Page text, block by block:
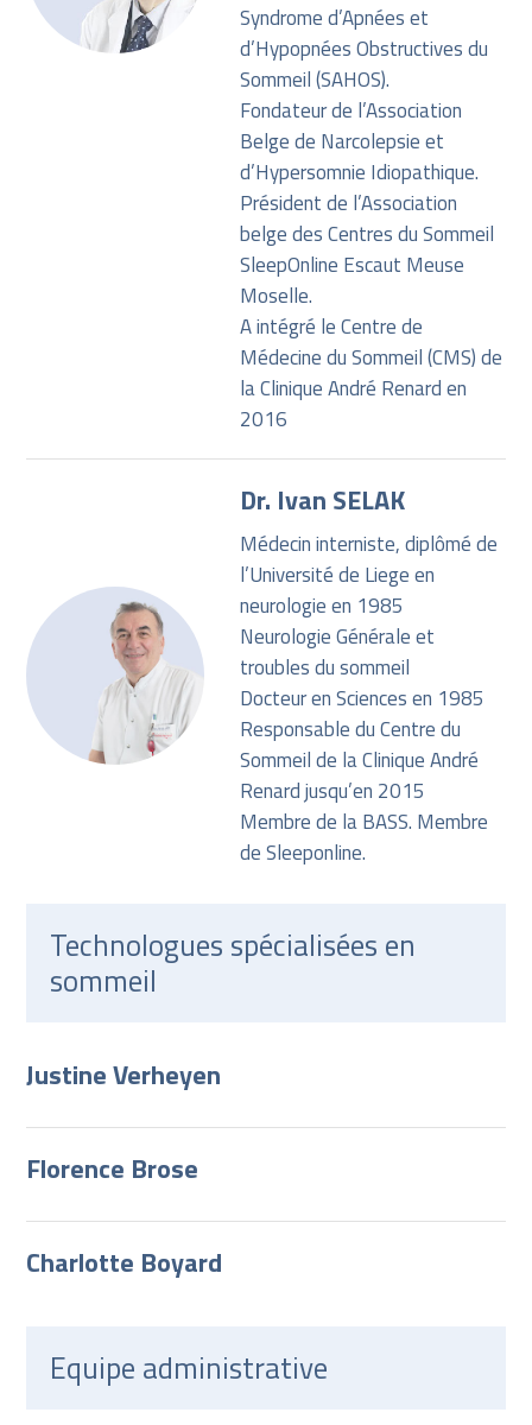
Syndrome d’Apnées et
d’Hypopnées Obstructives du
Sommeil (SAHOS).
Fondateur de l’Association
Belge de Narcolepsie et
d’Hypersomnie Idiopathique.
Président de l’Association
belge des Centres du Sommeil
SleepOnline Escaut Meuse
Moselle.
A intégré le Centre de
Médecine du Sommeil (CMS) de
la Clinique André Renard en
2016
Dr. Ivan SELAK
Médecin interniste, diplômé de
l’Université de Liege en
neurologie en 1985
Neurologie Générale et
troubles du sommeil
Docteur en Sciences en 1985
Responsable du Centre du
Sommeil de la Clinique André
Renard jusqu’en 2015
Membre de la BASS. Membre
de Sleeponline.
Technologues spécialisées en
sommeil
Justine Verheyen
Florence Brose
Charlotte Boyard
Equipe administrative